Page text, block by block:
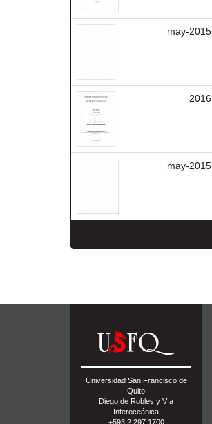
may-2015
2016
may-2015
Universidad San Francisco de
Quito
Diego de Robles y Vía
Interoceánica
+593 2 297 1700